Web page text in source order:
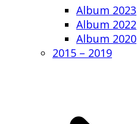
Album 2023
Album 2022
Album 2020
2015 – 2019